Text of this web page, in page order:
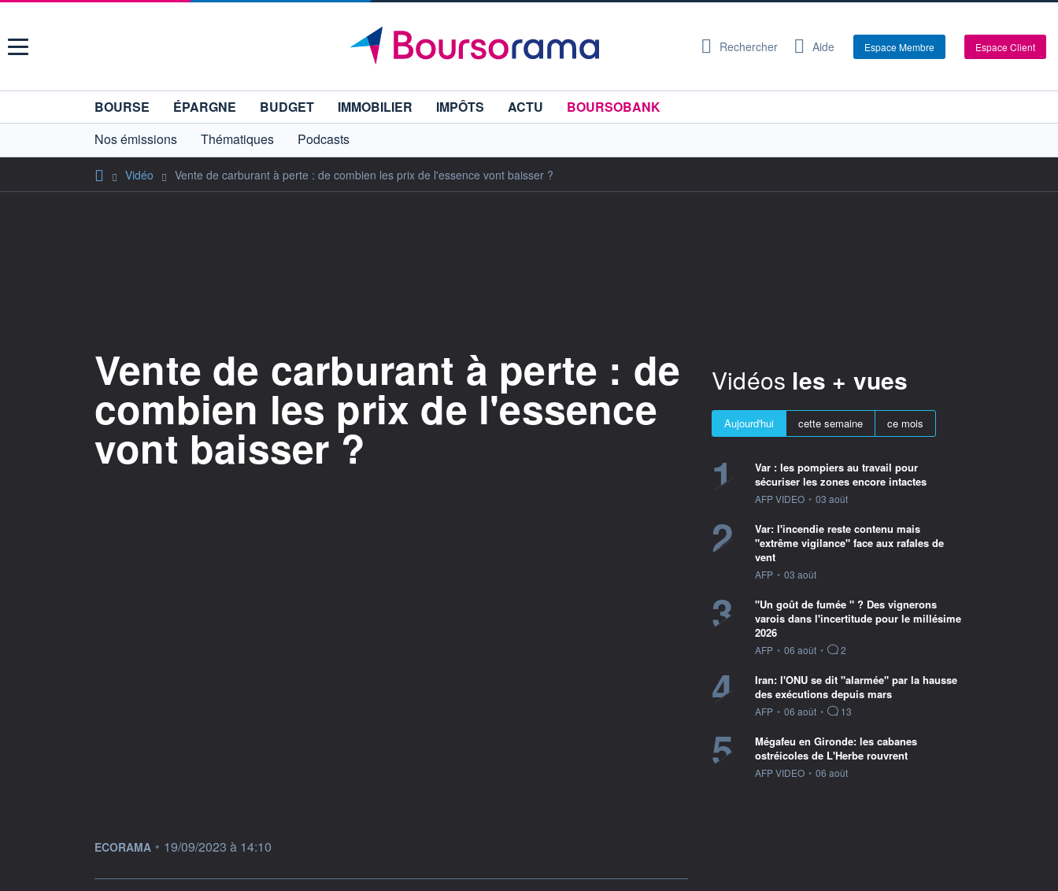
Menu Rechercher Aide Espace Membre Espace Client
BOURSE ÉPARGNE BUDGET IMMOBILIER IMPÔTS ACTU
BOURSOBANK
Nos émissions
Thématiques Podcasts
Vidéo Vente de carburant à perte : de combien les prix de l'essence vont baisser ?
Vente de carburant à perte : de
combien les prix de l'essence
vont baisser ?
information fournie par
ECORAMA • 19/09/2023 à 14:10
Vidéos les + vues
Aujourd'hui cette semaine ce mois
1
Var : les pompiers au travail pour
sécuriser les zones encore intactes
information fournie par
AFP VIDEO • 03 août
2
Var: l'incendie reste contenu mais
"extrême vigilance" face aux rafales de
vent
information fournie par
AFP • 03 août
3
"Un goût de fumée " ? Des vignerons
varois dans l'incertitude pour le millésime
2026
information fournie par
AFP • 06 août • 2
4
Iran: l'ONU se dit "alarmée" par la hausse
des exécutions depuis mars
information fournie par
AFP • 06 août • 13
5
Mégafeu en Gironde: les cabanes
ostréicoles de L'Herbe rouvrent
information fournie par
AFP VIDEO • 06 août